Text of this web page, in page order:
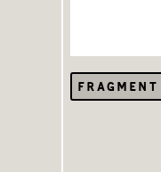
FRAGMENT